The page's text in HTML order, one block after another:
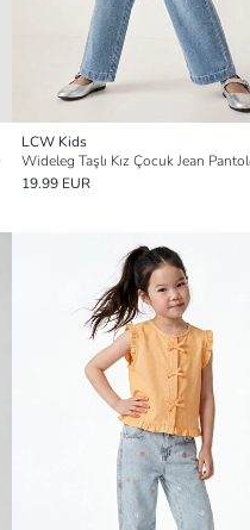
LCW Kids
Wideleg Taşlı Kız Çocuk Jean
19.99 EUR